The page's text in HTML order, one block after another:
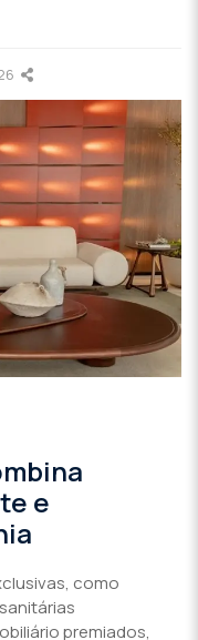
e
como
premiados,